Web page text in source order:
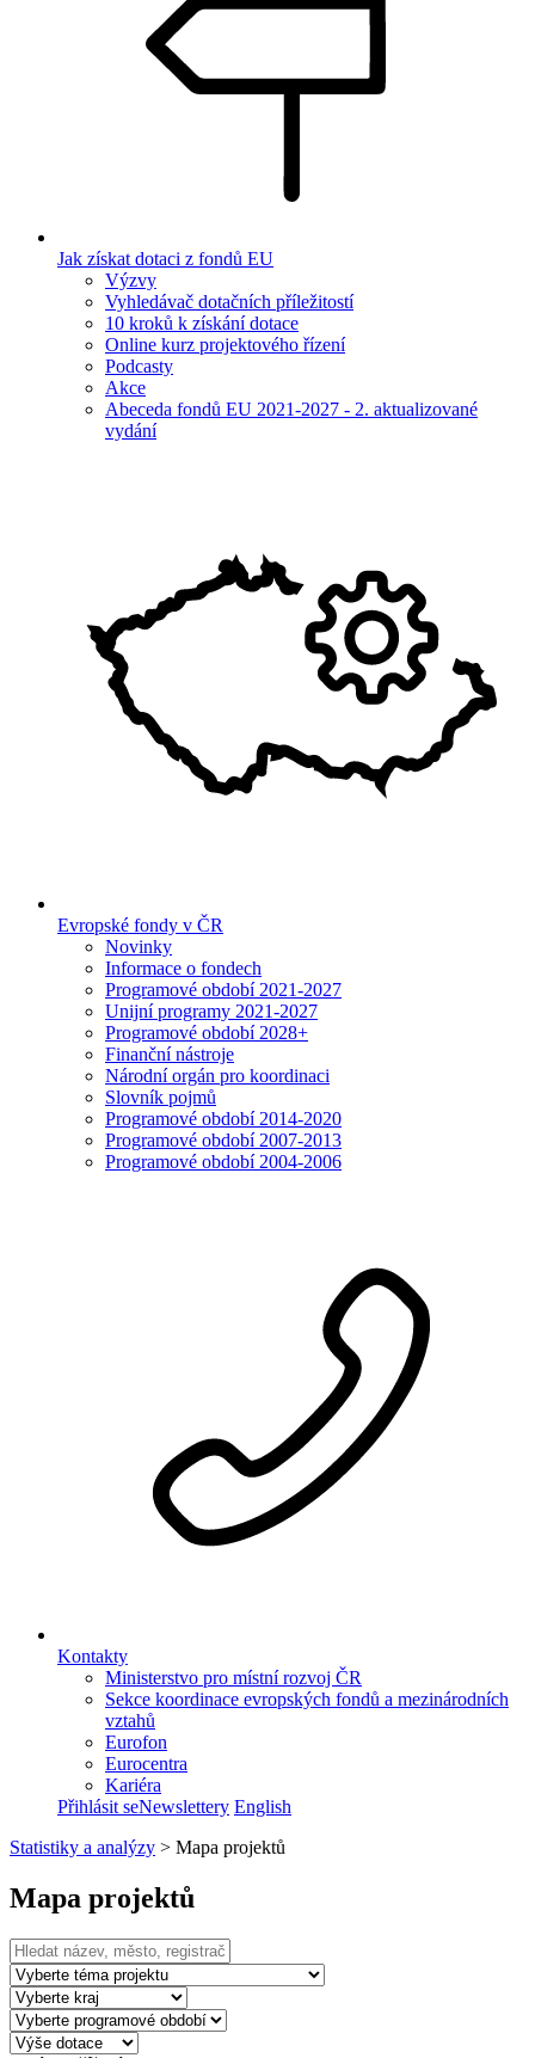
Jak získat dotaci z fondů EU
Výzvy
Vyhledávač dotačních příležitostí
10 kroků k získání dotace
Online kurz projektového řízení
Podcasty
Akce
Abeceda fondů EU 2021-2027 - 2. aktualizované
vydání
Evropské fondy v ČR
Novinky
Informace o fondech
Programové období 2021-2027
Unijní programy 2021-2027
Programové období 2028+
Finanční nástroje
Národní orgán pro koordinaci
Slovník pojmů
Programové období 2014-2020
Programové období 2007-2013
Programové období 2004-2006
Kontakty
Ministerstvo pro místní rozvoj ČR
Sekce koordinace evropských fondů a mezinárodních
vztahů
Eurofon
Eurocentra
Kariéra
Přihlásit seNewslettery English
Statistiky a analýzy > Mapa projektů
Mapa projektů